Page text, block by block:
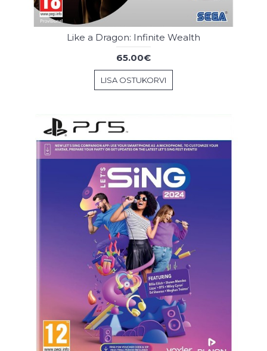
Like a Dragon: Infinite Wealth
65.00€
LISA OSTUKORVI